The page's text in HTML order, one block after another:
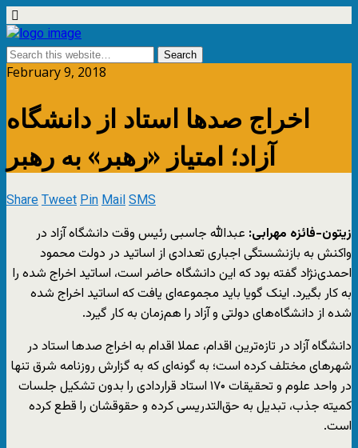
February 9, 2018
اخراج صدها استاد از دانشگاه
آزاد؛ امتیاز «رهبر» به رهبر
ShareTweetPinMailSMS
زیتون-فائزه مهرابی: عبدالله جاسبی رئیس وقت دانشگاه آزاد در
واکنش به بازنشستگی اجباری تعدادی از اساتید در دولت محمود
احمدی‌نژاد گفته بود که این دانشگاه حاضر است، اساتید اخراج شده را
به کار بگیرد. اینک گویا باید مجموعه‌ای یافت که اساتید اخراج شده
شده از دانشگاه‌های دولتی و آزاد را هم‌زمان به کار گیرد.
دانشگاه آزاد در تازه‌ترین اقدام، عملا اقدام به اخراج صدها استاد در
شهرهای مختلف کرده است؛ به گونه‌ای که به گزارش روزنامه شرق تنها
در واحد علوم و تحقیقات ۱۷۰ استاد قراردادی را بدون تشکیل جلسات
کمیته جذب، تبدیل به حق‌التدریسی کرده و حقوقشان را قطع کرده
است.